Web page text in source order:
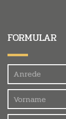
FORMULAR
Felder